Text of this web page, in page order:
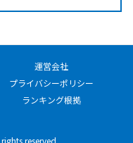
運営会社
プライバシーポリシー
ランキング根拠